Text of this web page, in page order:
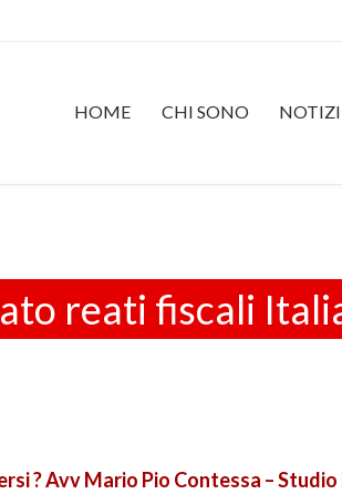
HOME CHI SONO
reati fiscali
? Avv Mario Pio Contessa –